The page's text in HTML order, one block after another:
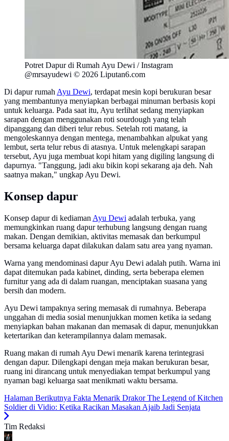
Potret Dapur di Rumah Ayu Dewi / Instagram
@mrsayudewi © 2026 Liputan6.com
Di dapur rumah Ayu Dewi, terdapat mesin kopi berukuran besar
yang membantunya menyiapkan berbagai minuman berbasis kopi
untuk keluarga. Pada saat itu, Ayu terlihat sedang menyiapkan
sarapan dengan menggunakan roti sourdough yang telah
dipanggang dan diberi telur rebus. Setelah roti matang, ia
mengoleskannya dengan mentega, menambahkan alpukat yang
lembut, serta telur rebus di atasnya. Untuk melengkapi sarapan
tersebut, Ayu juga membuat kopi hitam yang digiling langsung di
dapurnya. "Tanggung, jadi aku bikin kopi sekarang aja deh. Nah
saatnya makan," ungkap Ayu Dewi.
Konsep dapur
Konsep dapur di kediaman Ayu Dewi adalah terbuka, yang
memungkinkan ruang dapur terhubung langsung dengan ruang
makan. Dengan demikian, aktivitas memasak dan berkumpul
bersama keluarga dapat dilakukan dalam satu area yang nyaman.
Warna yang mendominasi dapur Ayu Dewi adalah putih. Warna ini
dapat ditemukan pada kabinet, dinding, serta beberapa elemen
furnitur yang ada di dalam ruangan, menciptakan suasana yang
bersih dan modern.
Ayu Dewi tampaknya sering memasak di rumahnya. Beberapa
unggahan di media sosial menunjukkan momen ketika ia sedang
menyiapkan bahan makanan dan memasak di dapur, menunjukkan
ketertarikan dan keterampilannya dalam memasak.
Ruang makan di rumah Ayu Dewi menarik karena terintegrasi
dengan dapur. Dilengkapi dengan meja makan berukuran besar,
ruang ini dirancang untuk menyediakan tempat berkumpul yang
nyaman bagi keluarga saat menikmati waktu bersama.
Halaman Berikutnya Fakta Menarik Drakor The Legend of Kitchen
Soldier di Vidio: Ketika Racikan Masakan Ajaib Jadi Senjata
Tim Redaksi